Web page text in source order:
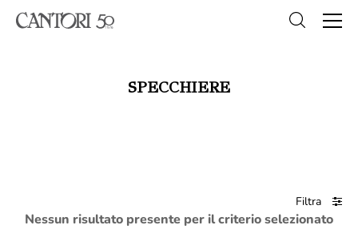
SPECCHIERE
Filtra
Nessun risultato presente per il criterio selezionato